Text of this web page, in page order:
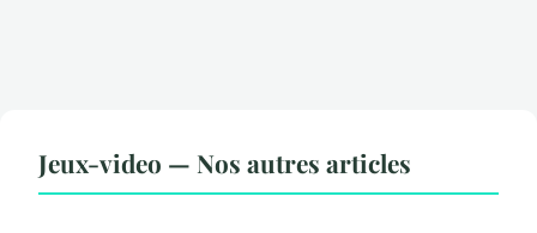
Jeux-video — Nos autres articles